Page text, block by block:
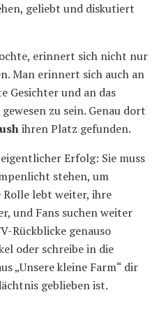
geliebt und diskutiert
erinnert sich nicht nur
Man erinnert sich auch an
Gesichter und an das
zu sein. Genau dort
ihren Platz gefunden.
Erfolg: Sie muss
stehen, um
Rolle lebt weiter, ihre
und Fans suchen weiter
Rückblicke genauso
oder schreibe in die
„Unsere kleine Farm“ dir
geblieben ist.